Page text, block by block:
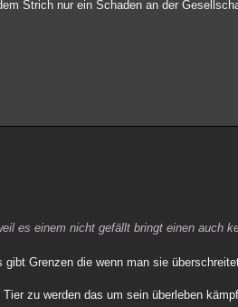
Strich nur ein Schaden an der
es einem nicht gefällt bringt einen auch
Grenzen die wenn man sie
zu werden das um sein überleben